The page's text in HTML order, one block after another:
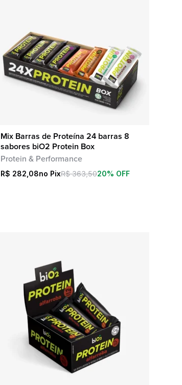
COMPRA RÁPIDA
Mix Barras de Proteína 24 barras 8
sabores biO2 Protein Box
Protein & Performance
R$363,50
R$ 282,08 20% OFF